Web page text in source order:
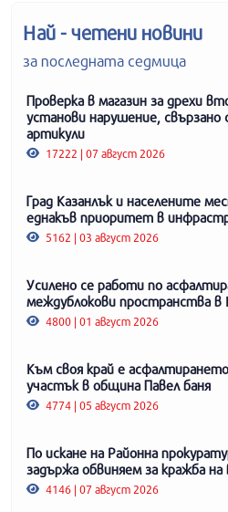
Най - четени новини
за последната седмица
Проверка в магазин за дрехи
установи нарушение,
артикули
17222 | 07 август 2026
Град Казанлък и населените
еднакъв приоритет в
5162 | 03 август 2026
Усилено се работи по
междублокови пространства в
4800 | 01 август 2026
Към своя край е
участък в община Павел баня
4774 | 05 август 2026
По искане на Районна
задържа обвиняем за кражба
4146 | 07 август 2026